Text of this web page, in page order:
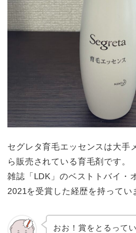
セグレタ育毛エッセンスは大手
ら販売されている育毛剤です。
雑誌「LDK」のベストトバイ・
2021を受賞した経歴を持ってい
おお！賞をとるって